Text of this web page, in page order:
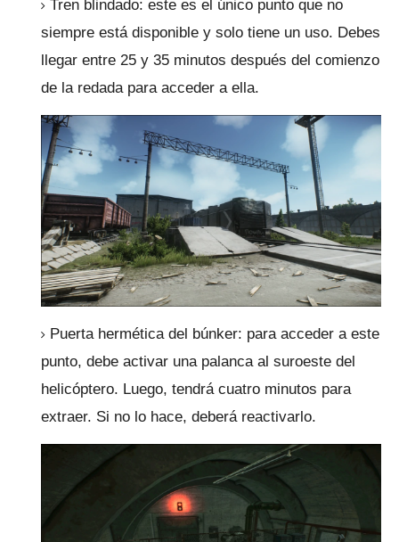
Tren blindado: este es el único punto que no
siempre está disponible y solo tiene un uso. Debes
llegar entre 25 y 35 minutos después del comienzo
de la redada para acceder a ella.
Puerta hermética del búnker: para acceder a este
punto, debe activar una palanca al suroeste del
helicóptero. Luego, tendrá cuatro minutos para
extraer. Si no lo hace, deberá reactivarlo.